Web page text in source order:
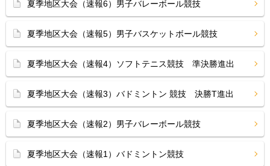
夏季地区大会（速報6）男子バレーボール競技
夏季地区大会（速報5）男子バスケットボール競技
夏季地区大会（速報4）ソフトテニス競技 準決勝進出
夏季地区大会（速報3）バドミントン 競技 決勝T進出
夏季地区大会（速報2）男子バレーボール競技
夏季地区大会（速報1）バドミントン競技